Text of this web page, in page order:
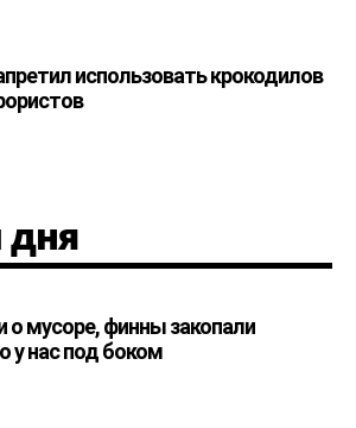
использовать крокодилов
дня
мусоре, финны закопали
у нас под боком